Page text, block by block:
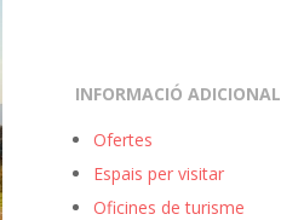
INFORMACIÓ ADICIONAL
Ofertes
Espais per visitar
Oficines de turisme